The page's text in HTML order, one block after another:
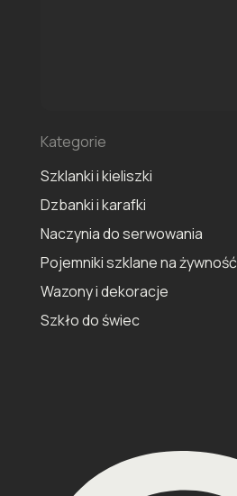
Kategorie
Szklanki i kieliszki
Dzbanki i karafki
Naczynia do serwowania
Pojemniki szklane na żywność
Wazony i dekoracje
Szkło do świec